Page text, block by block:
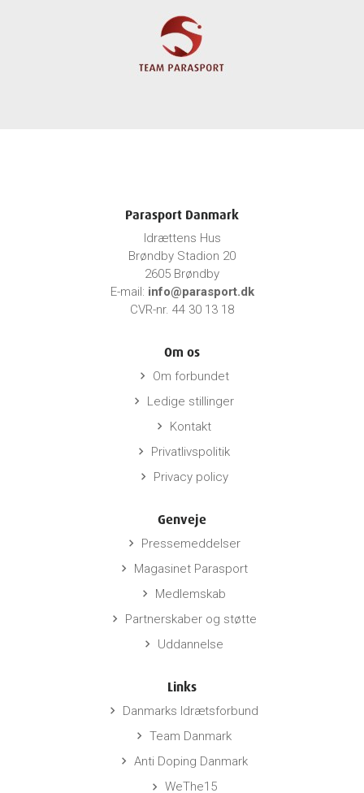
Parasport Danmark
Idrættens Hus
Brøndby Stadion 20
2605 Brøndby
E-mail: info@parasport.dk
CVR-nr. 44 30 13 18
Om os
keyboard_arrow_right Om forbundet
keyboard_arrow_right Ledige stillinger
keyboard_arrow_right Kontakt
keyboard_arrow_right Privatlivspolitik
keyboard_arrow_right Privacy policy
Genveje
keyboard_arrow_right Pressemeddelser
keyboard_arrow_right Magasinet Parasport
keyboard_arrow_right Medlemskab
keyboard_arrow_right Partnerskaber og støtte
keyboard_arrow_right Uddannelse
Links
keyboard_arrow_right Danmarks Idrætsforbund
keyboard_arrow_right Team Danmark
keyboard_arrow_right Anti Doping Danmark
keyboard_arrow_right WeThe15